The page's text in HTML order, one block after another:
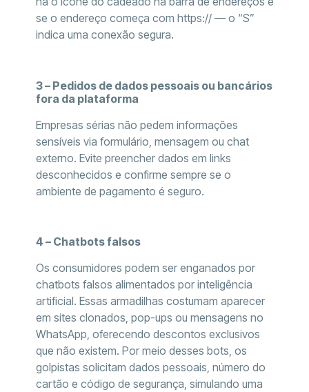
se o endereço começa com https:// — o “S”
indica uma conexão segura.
3 – Pedidos de dados pessoais ou bancários
fora da plataforma
Empresas sérias não pedem informações
sensíveis via formulário, mensagem ou chat
externo. Evite preencher dados em links
desconhecidos e confirme sempre se o
ambiente de pagamento é seguro.
4 – Chatbots falsos
Os consumidores podem ser enganados por
chatbots falsos alimentados por inteligência
artificial. Essas armadilhas costumam aparecer
em sites clonados, pop-ups ou mensagens no
WhatsApp, oferecendo descontos exclusivos
que não existem. Por meio desses bots, os
golpistas solicitam dados pessoais, número do
cartão e código de segurança, simulando uma